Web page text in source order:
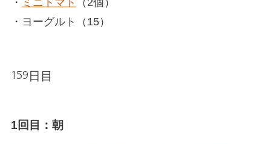
・ ミニトマト
（2個）
・ヨーグルト（15）
159日目
1回目：朝